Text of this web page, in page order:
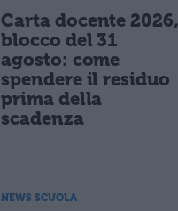
Carta docente 2026,
blocco del 31
agosto: come
spendere il residuo
prima della
scadenza
NEWS SCUOLA